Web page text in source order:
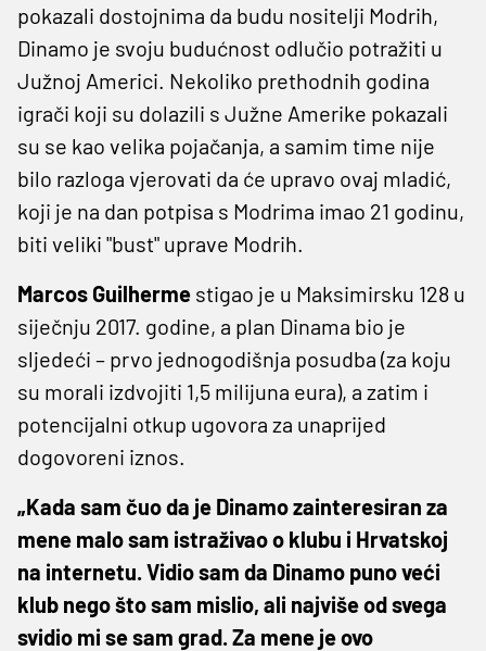
pokazali dostojnima da budu nositelji Modrih,
Dinamo je svoju budućnost odlučio potražiti u
Južnoj Americi. Nekoliko prethodnih godina
igrači koji su dolazili s Južne Amerike pokazali
su se kao velika pojačanja, a samim time nije
bilo razloga vjerovati da će upravo ovaj mladić,
koji je na dan potpisa s Modrima imao 21 godinu,
biti veliki "bust" uprave Modrih.
Marcos Guilherme stigao je u Maksimirsku 128 u
siječnju 2017. godine, a plan Dinama bio je
sljedeći – prvo jednogodišnja posudba (za koju
su morali izdvojiti 1,5 milijuna eura), a zatim i
potencijalni otkup ugovora za unaprijed
dogovoreni iznos.
„Kada sam čuo da je Dinamo zainteresiran za
mene malo sam istraživao o klubu i Hrvatskoj
na internetu. Vidio sam da Dinamo puno veći
klub nego što sam mislio, ali najviše od svega
svidio mi se sam grad. Za mene je ovo